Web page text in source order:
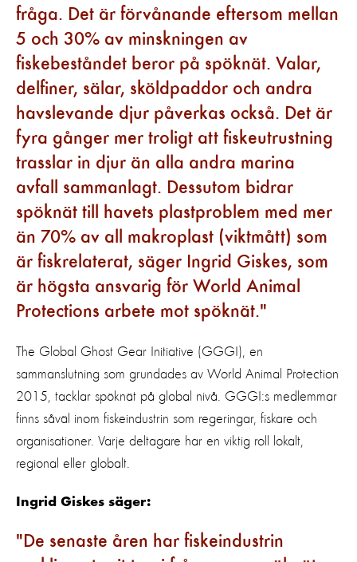
fråga. Det är förvånande eftersom mellan
5 och 30% av minskningen av
fiskebeståndet beror på spöknät. Valar,
delfiner, sälar, sköldpaddor och andra
havslevande djur påverkas också. Det är
fyra gånger mer troligt att fiskeutrustning
trasslar in djur än alla andra marina
avfall sammanlagt. Dessutom bidrar
spöknät till havets plastproblem med mer
än 70% av all makroplast (viktmått) som
är fiskrelaterat, säger Ingrid Giskes, som
är högsta ansvarig för World Animal
Protections arbete mot spöknät.
The Global Ghost Gear Initiative (GGGI), en
sammanslutning som grundades av World Animal Protection
2015, tacklar spöknät på global nivå. GGGI:s medlemmar
finns såväl inom fiskeindustrin som regeringar, fiskare och
organisationer. Varje deltagare har en viktig roll lokalt,
regional eller globalt.
Ingrid Giskes säger:
De senaste åren har fiskeindustrin